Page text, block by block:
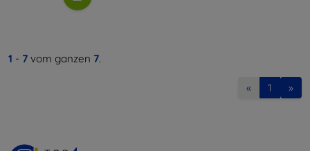
1 - 7 vom ganzen 7.
« 1 »